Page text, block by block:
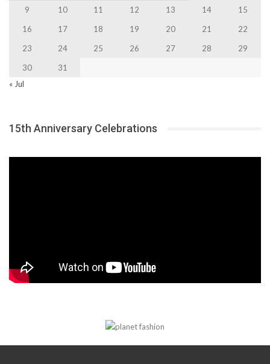
9
10 11 12 13 14
15
16
17 18 19 20 21
22
23
24 25 26 27 28
29
30
31
« Jul
15th Anniversary Celebrations